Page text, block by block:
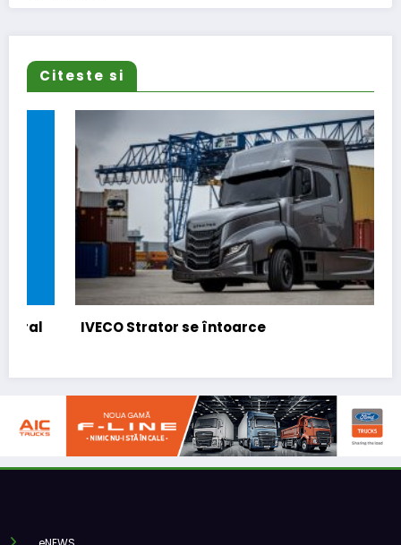
Citeste si
IVECO Strator se întoarce